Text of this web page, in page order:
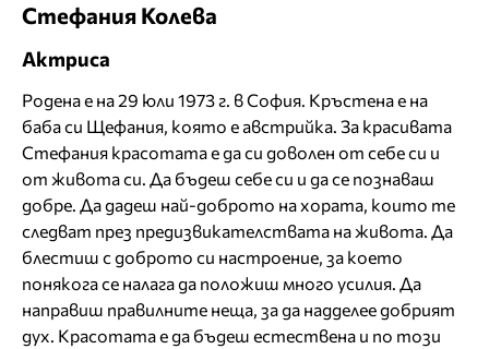
Стефания Колева
Актриса
Родена е на 29 юли 1973 г. в София. Кръстена е на
баба си Щефания, която е австрийка. За красивата
Стефания красотата е да си доволен от себе си и
от живота си. Да бъдеш себе си и да се познаваш
добре. Да дадеш най-доброто на хората, които те
следват през предизвикателствата на живота. Да
блестиш с доброто си настроение, за което
понякога се налага да положиш много усилия. Да
направиш правилните неща, за да надделее добрият
дух. Красотата е да бъдеш естествена и по този